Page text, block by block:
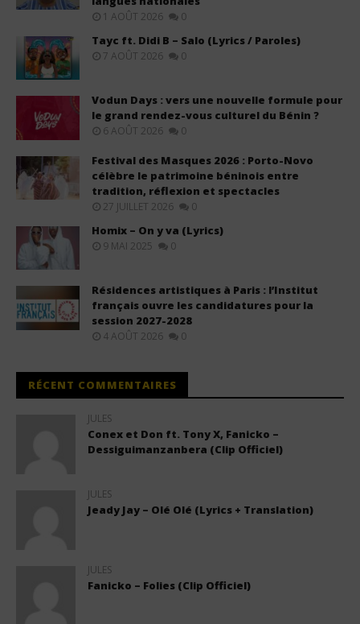
1 AOÛT 2026 0
Tayc ft. Didi B – Salo (Lyrics / Paroles)
7 AOÛT 2026 0
Vodun Days : vers une nouvelle formule pour
le grand rendez-vous culturel du Bénin ?
6 AOÛT 2026 0
Festival des Masques 2026 : Porto-Novo
célèbre le patrimoine béninois entre
tradition, réflexion et spectacles
27 JUILLET 2026 0
Homix – On y va (Lyrics)
9 MAI 2025 0
Résidences artistiques à Paris : l’Institut
français ouvre les candidatures pour la
session 2027-2028
4 AOÛT 2026 0
RÉCENT COMMENTAIRES
JULES
Conex et Don ft. Tony X, Fanicko –
Dessiguimanzanbera (Clip Officiel)
JULES
Jeady Jay – Olé Olé (Lyrics + Translation)
JULES
Fanicko – Folies (Clip Officiel)